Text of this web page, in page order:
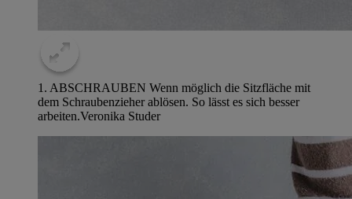
1. ABSCHRAUBEN Wenn möglich die Sitzfläche mit
dem Schraubenzieher ablösen. So lässt es sich besser
arbeiten.Veronika Studer